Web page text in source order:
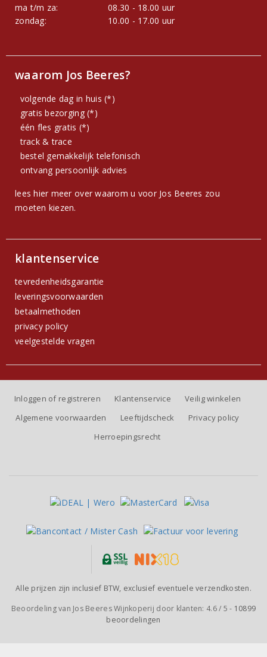
ma t/m za:
08.30 - 18.00 uur
zondag:
10.00 - 17.00 uur
waarom Jos Beeres?
volgende dag in huis (*)
gratis bezorging (*)
één fles gratis (*)
track & trace
bestel gemakkelijk telefonisch
ontvang persoonlijk advies
lees hier meer over waarom u voor Jos Beeres zou
moeten kiezen.
klantenservice
tevredenheidsgarantie
leveringsvoorwaarden
betaalmethoden
privacy policy
veelgestelde vragen
Inloggen of registreren Klantenservice
Veilig winkelen
Algemene voorwaarden
Leeftijdscheck
Privacy policy
Herroepingsrecht
Alle prijzen zijn inclusief BTW, exclusief eventuele verzendkosten.
Beoordeling van Jos Beeres Wijnkoperij door klanten: 4.6/ 5 - 10899
beoordelingen